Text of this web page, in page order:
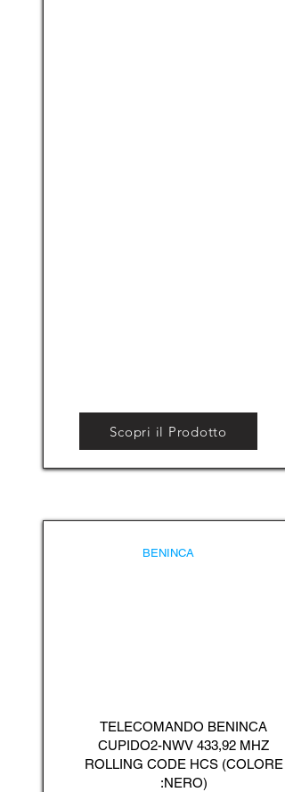
Scopri il Prodotto
BENINCA
TELECOMANDO BENINCA
CUPIDO2-NWV 433,92 MHZ
ROLLING CODE HCS (COLORE
:NERO)